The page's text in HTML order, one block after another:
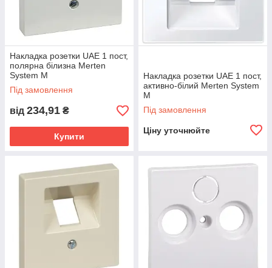
Накладка розетки UАЕ 1 пост,
полярна білизна Merten
System M
Під замовлення
від 234,91 ₴
Купити
Накладка розетки UАЕ 1 пост,
активно-білий Merten System
M
Під замовлення
Ціну уточнюйте